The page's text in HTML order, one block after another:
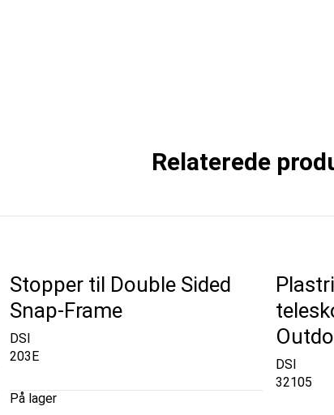
Relaterede
Stopper til Double Sided
Snap-Frame
DSI
203E
På lager
DSI
32105